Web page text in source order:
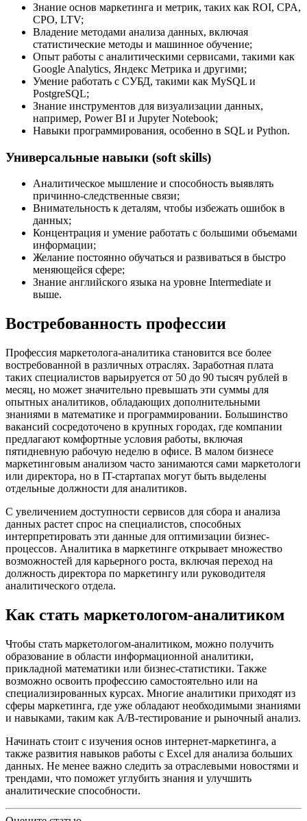
Знание основ маркетинга и метрик, таких как ROI, CPA,
CPO, LTV;
Владение методами анализа данных, включая
статистические методы и машинное обучение;
Опыт работы с аналитическими сервисами, такими как
Google Analytics, Яндекс Метрика и другими;
Умение работать с СУБД, такими как MySQL и
PostgreSQL;
Знание инструментов для визуализации данных,
например, Power BI и Jupyter Notebook;
Навыки программирования, особенно в SQL и Python.
Универсальные навыки (soft skills)
Аналитическое мышление и способность выявлять
причинно-следственные связи;
Внимательность к деталям, чтобы избежать ошибок в
данных;
Концентрация и умение работать с большими объемами
информации;
Желание постоянно обучаться и развиваться в быстро
меняющейся сфере;
Знание английского языка на уровне Intermediate и
выше.
Востребованность профессии
Профессия маркетолога-аналитика становится все более
востребованной в различных отраслях. Заработная плата
таких специалистов варьируется от 50 до 90 тысяч рублей в
месяц, но может значительно превышать эти суммы для
опытных аналитиков, обладающих дополнительными
знаниями в математике и программировании. Большинство
вакансий сосредоточено в крупных городах, где компании
предлагают комфортные условия работы, включая
пятидневную рабочую неделю в офисе. В малом бизнесе
маркетинговым анализом часто занимаются сами маркетологи
или директора, но в IT-стартапах могут быть выделены
отдельные должности для аналитиков.
С увеличением доступности сервисов для сбора и анализа
данных растет спрос на специалистов, способных
интерпретировать эти данные для оптимизации бизнес-
процессов. Аналитика в маркетинге открывает множество
возможностей для карьерного роста, включая переход на
должность директора по маркетингу или руководителя
аналитического отдела.
Как стать маркетологом-аналитиком
Чтобы стать маркетологом-аналитиком, можно получить
образование в области информационной аналитики,
прикладной математики или бизнес-статистики. Также
возможно освоить профессию самостоятельно или на
специализированных курсах. Многие аналитики приходят из
сферы маркетинга, где уже обладают необходимыми знаниями
и навыками, таким как A/B-тестирование и рыночный анализ.
Начинать стоит с изучения основ интернет-маркетинга, а
также развития навыков работы с Excel для анализа больших
данных. Не менее важно следить за отраслевыми новостями и
трендами, что поможет углубить знания и улучшить
аналитические способности.